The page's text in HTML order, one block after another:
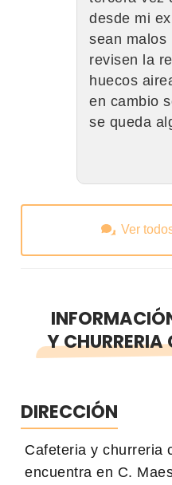
desde mi
sean malos
revisen la
huecos
en cambio
se queda
Ver
Y
DIRECCIÓN
Cafeteria y churreria
encuentra en C.